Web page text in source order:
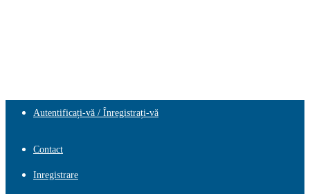
Autentificați-vă / Înregistrați-vă
Contact
Inregistrare